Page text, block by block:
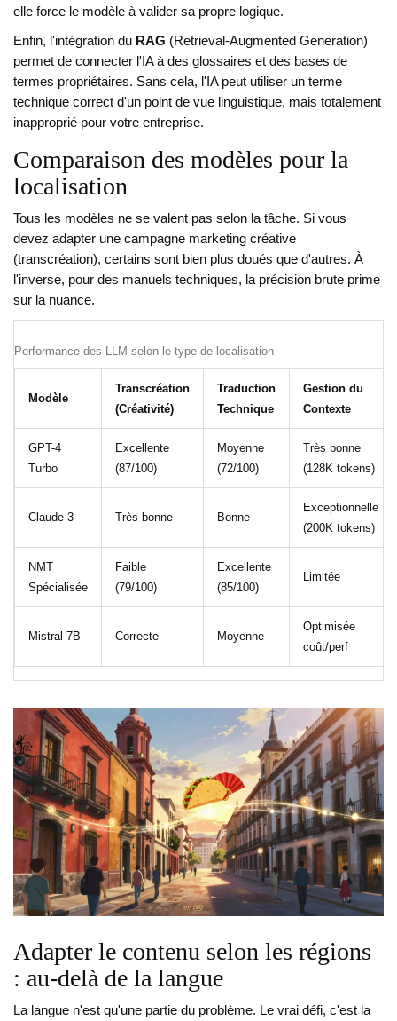
elle force le modèle à valider sa propre logique.
Enfin, l'intégration du RAG (Retrieval-Augmented Generation)
permet de connecter l'IA à des glossaires et des bases de
termes propriétaires. Sans cela, l'IA peut utiliser un terme
technique correct d'un point de vue linguistique, mais totalement
inapproprié pour votre entreprise.
Comparaison des modèles pour la
localisation
Tous les modèles ne se valent pas selon la tâche. Si vous
devez adapter une campagne marketing créative
(transcréation), certains sont bien plus doués que d'autres. À
l'inverse, pour des manuels techniques, la précision brute prime
sur la nuance.
Performance des LLM selon le type de localisation
Modèle
Transcréation
(Créativité)
Traduction
Technique
Gestion du
Contexte
GPT-4
Turbo
Excellente
(87/100)
Moyenne
(72/100)
Très bonne
(128K tokens)
Claude 3 Très bonne Bonne
Exceptionnelle
(200K tokens)
NMT
Spécialisée
Faible
(79/100)
Excellente
(85/100)
Limitée
Mistral 7B Correcte Moyenne
Optimisée
coût/perf
Adapter le contenu selon les régions
: au-delà de la langue
La langue n'est qu'une partie du problème. Le vrai défi, c'est la